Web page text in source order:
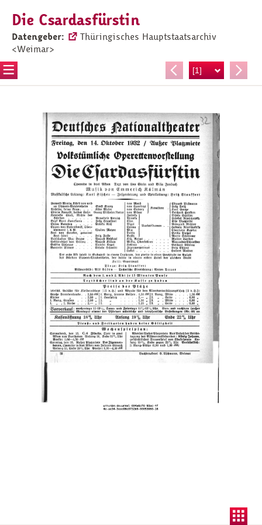
Die Csardasfürstin
Datengeber:
Thüringisches Hauptstaatsarchiv
<Weimar>